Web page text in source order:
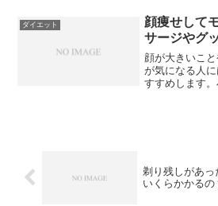
ニング法を紹
たい部分の第
ダイエット
顔痩せして
サージやグ
顔が大きいこ
が気になる人
すすめします。
剃り残しがあっ
いくらかかるの